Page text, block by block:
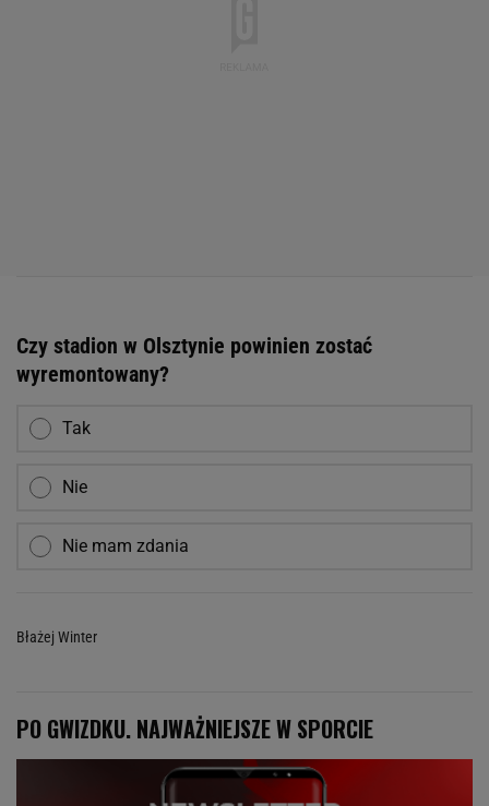
Czy stadion w Olsztynie powinien zostać
wyremontowany?
Tak
Nie
Nie mam zdania
Błażej Winter